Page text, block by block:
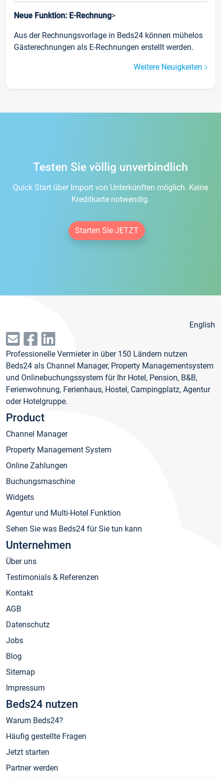
Neue Funktion: E-Rechnung>
Aus der Rechnungsvorlage in Beds24 können mühelos
Gästerechnungen als E-Rechnungen erstellt werden.
Weitere Neuigkeiten
Testen Sie völlig unverbindlich
Quick Start über Import von Unterkünften möglich. Keine
Kreditkarte notwendig.
Starten Sie JETZT
English
Professionelle Vermieter in über 150 Ländern nutzen
Beds24 als Channel Manager, Property Managementsystem
und Onlinebuchungssystem für Ihr Hotel, Pension, B&B,
Ferienwohnung, Ferienhaus, Hostel, Campingplatz, Agentur
oder Hotelgruppe.
Product
Channel Manager
Property Management System
Online Zahlungen
Buchungsmaschine
Widgets
Agentur und Multi-Hotel Funktion
Sehen Sie was Beds24 für Sie tun kann
Unternehmen
Über uns
Testimonials & Referenzen
Kontakt
AGB
Datenschutz
Jobs
Blog
Sitemap
Impressum
Beds24 nutzen
Warum Beds24?
Häufig gestellte Fragen
Jetzt starten
Partner werden